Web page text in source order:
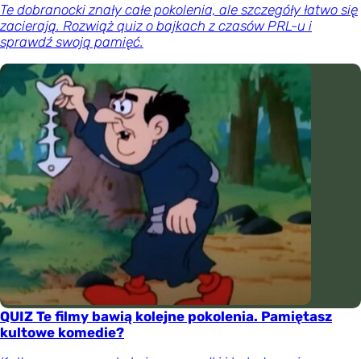
Te dobranocki znały całe pokolenia, ale szczegóły łatwo się
zacierają. Rozwiąż quiz o bajkach z czasów PRL-u i
sprawdź swoją pamięć.
QUIZ Te filmy bawią kolejne pokolenia. Pamiętasz
kultowe komedie?